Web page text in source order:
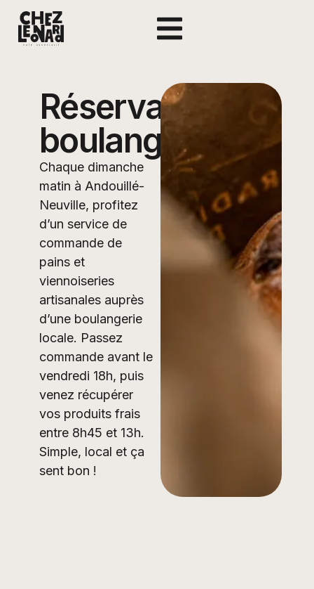
Réservation
boulangerie
Chaque dimanche
matin à Andouillé-
Neuville, profitez
d’un service de
commande de
pains et
viennoiseries
artisanales auprès
d’une boulangerie
locale. Passez
commande avant le
vendredi 18h, puis
venez récupérer
vos produits frais
entre 8h45 et 13h.
Simple, local et ça
sent bon !